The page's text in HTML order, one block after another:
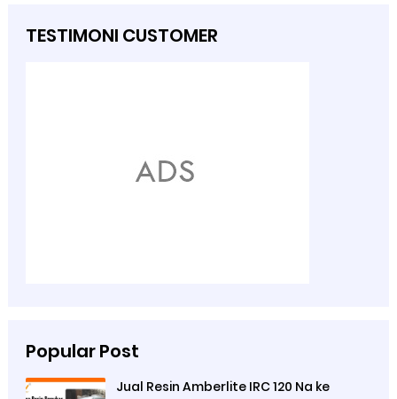
TESTIMONI CUSTOMER
Popular Post
Jual Resin Amberlite IRC 120 Na ke